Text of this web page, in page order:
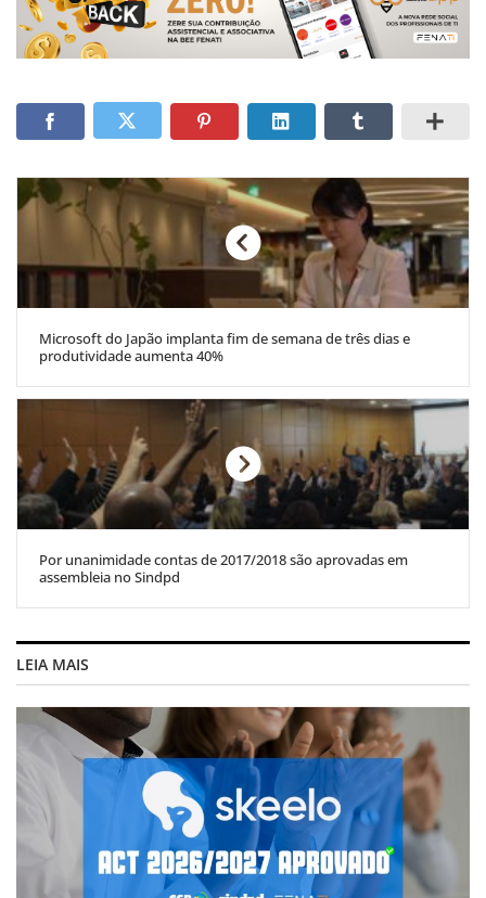
Microsoft do Japão implanta fim de semana de três dias e
produtividade aumenta 40%
Por unanimidade contas de 2017/2018 são aprovadas em
assembleia no Sindpd
LEIA MAIS